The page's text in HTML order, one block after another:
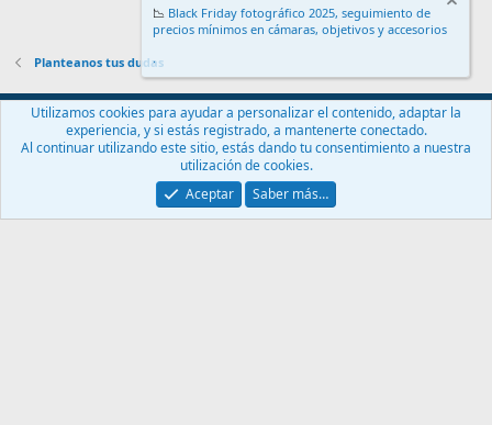
Planteanos tus dudas
Español (ES)
Contáctanos
Términos y reglas Política de privacidad
Ayuda
Community platform by XenForo® © 2010-2024 XenForo Ltd.
📉 Black Friday fotográfico 2025, seguimiento de
precios mínimos en cámaras, objetivos y accesorios
.
Utilizamos cookies para ayudar a personalizar el contenido, adaptar la
experiencia, y si estás registrado, a mantenerte conectado.
Al continuar utilizando este sitio, estás dando tu consentimiento a nuestra
utilización de cookies.
Aceptar
Saber más…